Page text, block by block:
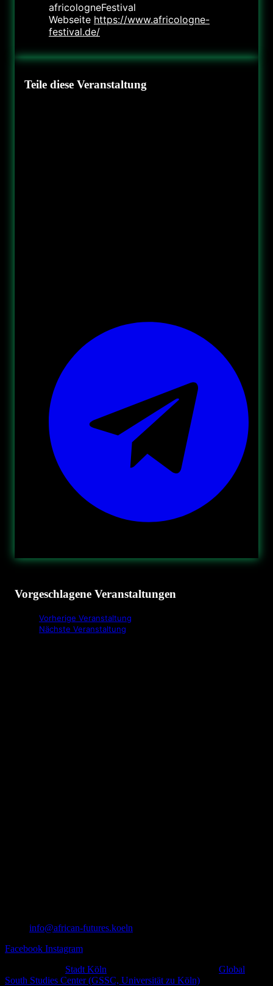
africologneFestival
Webseite https://www.africologne-
festival.de/
Teile diese Veranstaltung
Vorgeschlagene Veranstaltungen
Vorherige Veranstaltung
Nächste Veranstaltung
info@african-futures.koeln
Facebook Instagram
Stadt Köln
Global
South Studies Center (GSSC, Universität zu Köln)